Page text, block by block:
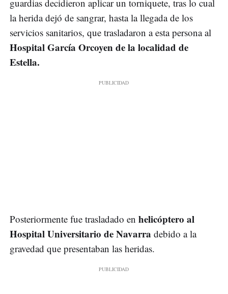
guardias decidieron aplicar un torniquete, tras lo cual
la herida dejó de sangrar, hasta la llegada de los
servicios sanitarios, que trasladaron a esta persona al
Hospital García Orcoyen de la localidad de
Estella.
Posteriormente fue trasladado en helicóptero al
Hospital Universitario de Navarra debido a la
gravedad que presentaban las heridas.